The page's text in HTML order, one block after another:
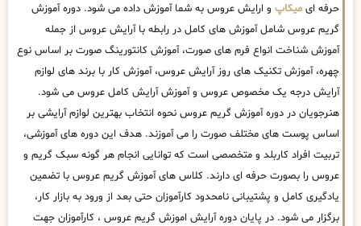
حرفه ای میکاپ و ارایش عروس به شما آموزش داده می شود. دوره آموزش
گریم عروس شامل آموزش های کامل در رابطه با آرایش عروس از جمله
آموزش شناخت انواع فرم های صورت، آموزش کانتورینگ صورت بر اساس نوع
چهره، آموزش تکنیک های روز آرایش عروس، آموزش کار با برند های لوازم
آرایش درجه یک مخصوص عروس و آموزش آرایش کامل عروس می شود.
هنرجویان در دوره آموزش گریم عروس نحوه انتخاب بهترین لوازم آرایشی بر
اساس پوست های مختلف صورت را می آموزند. هدف این دوره های آموزشی،
تربیت افراد کاربلد و متخصصی است که توانایی انجام هر گونه سبک گریم و
عروس را بصورت حرفه ای دارند. کلاس های آموزش گریم عروس با تضمین
یادگیری کامل و پشتیبانی نامحدود کارآموزان حتی بعد از ورود به بازار کار،
برگزار می شود. در پایان دوره آرایش اموزش گریم عروس ، کارآموزان جهت